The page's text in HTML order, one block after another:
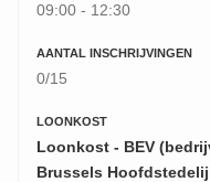
09:00 - 12:30
AANTAL INSCHRIJVINGEN
0/15
LOONKOST
Loonkost - BEV
Brussels